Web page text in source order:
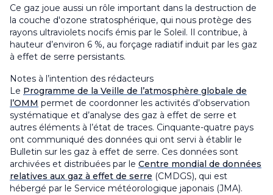
Ce gaz joue aussi un rôle important dans la destruction de
la couche d'ozone stratosphérique, qui nous protège des
rayons ultraviolets nocifs émis par le Soleil. Il contribue, à
hauteur d’environ 6 %, au forçage radiatif induit par les gaz
à effet de serre persistants.
Notes à l’intention des rédacteurs
Le Programme de la Veille de l’atmosphère globale de
l’OMM permet de coordonner les activités d’observation
systématique et d’analyse des gaz à effet de serre et
autres éléments à l’état de traces. Cinquante-quatre pays
ont communiqué des données qui ont servi à établir le
Bulletin sur les gaz à effet de serre. Ces données sont
archivées et distribuées par le Centre mondial de données
relatives aux gaz à effet de serre (CMDGS), qui est
hébergé par le Service météorologique japonais (JMA).